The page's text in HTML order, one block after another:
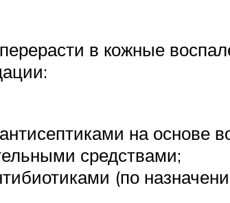
в кожные
на основе
средствами;
(по